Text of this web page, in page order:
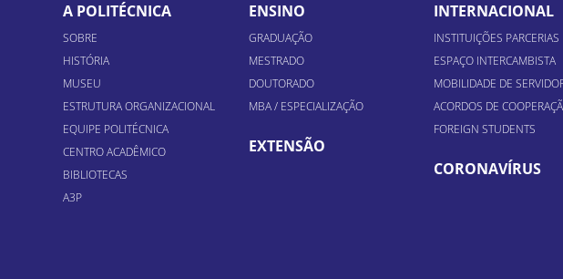
A POLITÉCNICA
SOBRE
HISTÓRIA
MUSEU
ESTRUTURA ORGANIZACIONAL
EQUIPE POLITÉCNICA
CENTRO ACADÊMICO
BIBLIOTECAS
A3P
ENSINO
GRADUAÇÃO
MESTRADO
DOUTORADO
MBA / ESPECIALIZAÇÃO
EXTENSÃO
INTERNACIONAL
INSTITUIÇÕES PARCERIAS
ESPAÇO INTERCAMBISTA
MOBILIDADE DE
ACORDOS DE
FOREIGN STUDENTS
CORONAVÍRUS